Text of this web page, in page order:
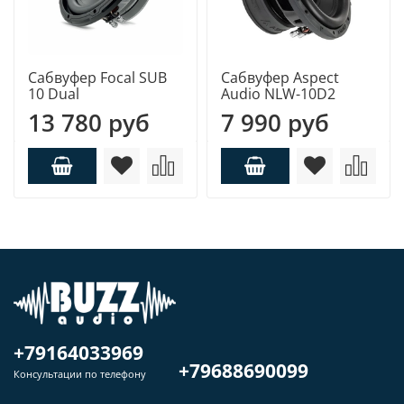
Сабвуфер Focal SUB
10 Dual
13 780 руб
Сабвуфер Aspect
Audio NLW-10D2
7 990 руб
+79164033969
Консультации по телефону +79688690099